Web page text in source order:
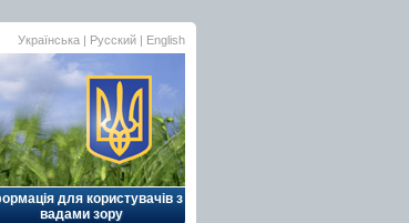
Українська | Русский | English
для користувачів з
вадами зору